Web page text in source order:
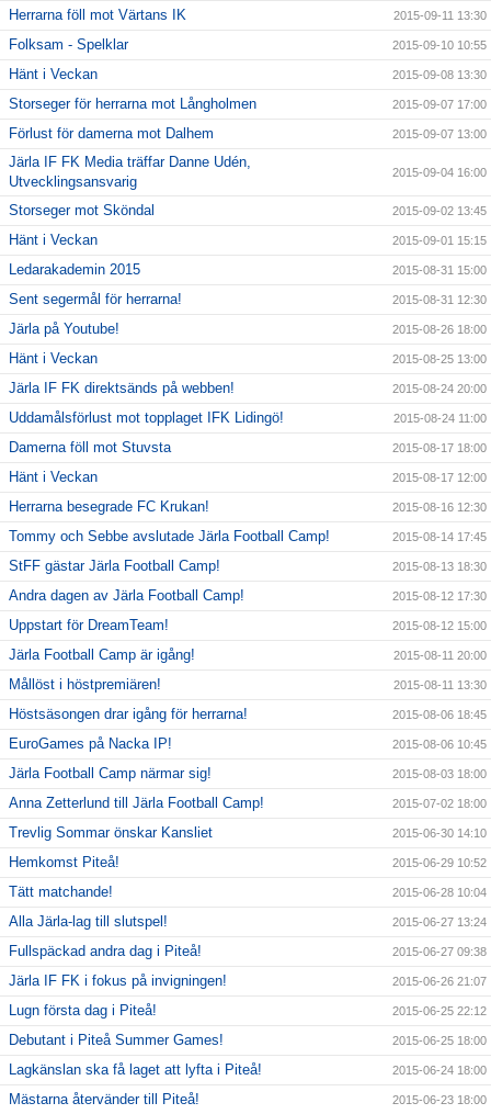
Herrarna föll mot Värtans IK 2015-09-11 13:30
Folksam - Spelklar 2015-09-10 10:55
Hänt i Veckan 2015-09-08 13:30
Storseger för herrarna mot Långholmen 2015-09-07 17:00
Förlust för damerna mot Dalhem 2015-09-07 13:00
Järla IF FK Media träffar Danne Udén,
Utvecklingsansvarig
2015-09-04 16:00
Storseger mot Sköndal 2015-09-02 13:45
Hänt i Veckan 2015-09-01 15:15
Ledarakademin 2015 2015-08-31 15:00
Sent segermål för herrarna! 2015-08-31 12:30
Järla på Youtube! 2015-08-26 18:00
Hänt i Veckan 2015-08-25 13:00
Järla IF FK direktsänds på webben! 2015-08-24 20:00
Uddamålsförlust mot topplaget IFK Lidingö! 2015-08-24 11:00
Damerna föll mot Stuvsta 2015-08-17 18:00
Hänt i Veckan 2015-08-17 12:00
Herrarna besegrade FC Krukan! 2015-08-16 12:30
Tommy och Sebbe avslutade Järla Football Camp! 2015-08-14 17:45
StFF gästar Järla Football Camp! 2015-08-13 18:30
Andra dagen av Järla Football Camp! 2015-08-12 17:30
Uppstart för DreamTeam! 2015-08-12 15:00
Järla Football Camp är igång! 2015-08-11 20:00
Mållöst i höstpremiären! 2015-08-11 13:30
Höstsäsongen drar igång för herrarna! 2015-08-06 18:45
EuroGames på Nacka IP! 2015-08-06 10:45
Järla Football Camp närmar sig! 2015-08-03 18:00
Anna Zetterlund till Järla Football Camp! 2015-07-02 18:00
Trevlig Sommar önskar Kansliet 2015-06-30 14:10
Hemkomst Piteå! 2015-06-29 10:52
Tätt matchande! 2015-06-28 10:04
Alla Järla-lag till slutspel! 2015-06-27 13:24
Fullspäckad andra dag i Piteå! 2015-06-27 09:38
Järla IF FK i fokus på invigningen! 2015-06-26 21:07
Lugn första dag i Piteå! 2015-06-25 22:12
Debutant i Piteå Summer Games! 2015-06-25 18:00
Lagkänslan ska få laget att lyfta i Piteå! 2015-06-24 18:00
Mästarna återvänder till Piteå! 2015-06-23 18:00